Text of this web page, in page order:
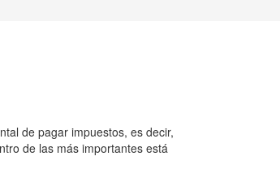
de pagar impuestos, es decir,
de las más importantes está